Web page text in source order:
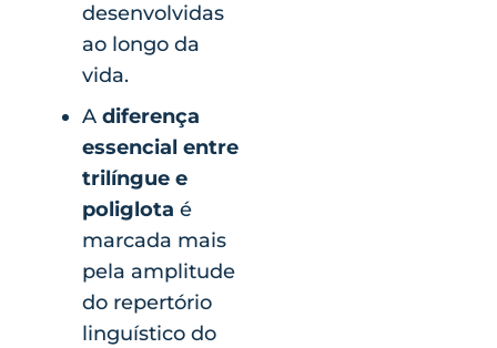
desenvolvidas
ao longo da
vida.
A diferença
essencial entre
trilíngue e
poliglota é
marcada mais
pela amplitude
do repertório
linguístico do